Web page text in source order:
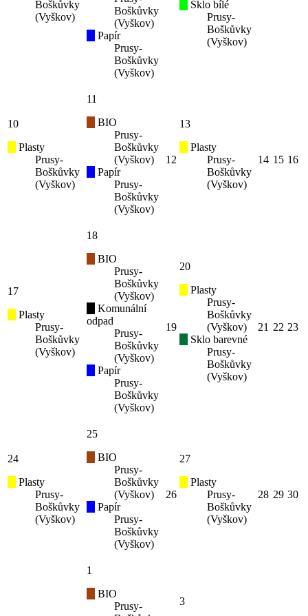
Boškůvky
(Vyškov)
Boškůvky
(Vyškov)
Papír
Prusy-
Boškůvky
(Vyškov)
Sklo bílé
Prusy-
Boškůvky
(Vyškov)
10
Plasty
Prusy-
Boškůvky
(Vyškov)
11
BIO
Prusy-
Boškůvky
(Vyškov)
Papír
Prusy-
Boškůvky
(Vyškov)
12
13
Plasty
Prusy-
Boškůvky
(Vyškov)
14 15 16
17
Plasty
Prusy-
Boškůvky
(Vyškov)
18
BIO
Prusy-
Boškůvky
(Vyškov)
Komunální
odpad
Prusy-
Boškůvky
(Vyškov)
Papír
Prusy-
Boškůvky
(Vyškov)
19
20
Plasty
Prusy-
Boškůvky
(Vyškov)
Sklo barevné
Prusy-
Boškůvky
(Vyškov)
21 22 23
24
Plasty
Prusy-
Boškůvky
(Vyškov)
25
BIO
Prusy-
Boškůvky
(Vyškov)
Papír
Prusy-
Boškůvky
(Vyškov)
26
27
Plasty
Prusy-
Boškůvky
(Vyškov)
28 29 30
1
BIO
Prusy-
3